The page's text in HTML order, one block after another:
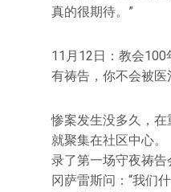
真的很期待。”
11月12日：教会
有祷告，你不会被医
惨案发生没多久，
就聚集在社区中心
录了第一场守夜祷
冈萨雷斯问：“我们